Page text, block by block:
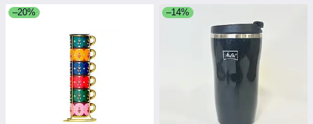
–20% –14%